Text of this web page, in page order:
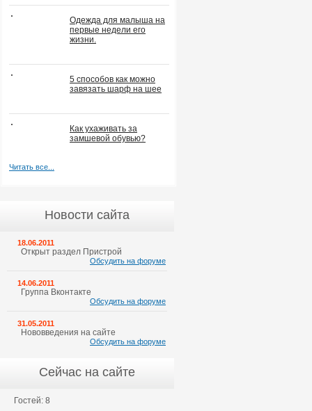
Одежда для малыша на
первые недели его
жизни.
5 способов как можно
завязать шарф на шее
Как ухаживать за
замшевой обувью?
Читать все...
Новости сайта
18.06.2011
Открыт раздел Пристрой
Обсудить на форуме
14.06.2011
Группа Вконтакте
Обсудить на форуме
31.05.2011
Нововведения на сайте
Обсудить на форуме
Сейчас на сайте
Гостей: 8